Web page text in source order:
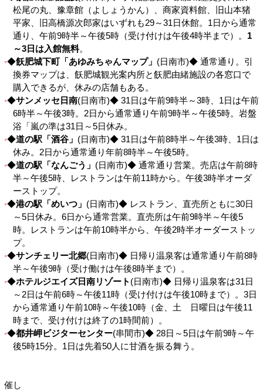
松尾の丸、豫章館（よしょうかん）、商家資料館、旧山本猪
平家、旧高橋源次郎家はいずれも29～31日休館。1日から通常
通り、午前9時半～午後5時（受け付けは午後4時半まで）。 1
～3日は入館無料。
◆飫肥城下町「あゆみちゃんマップ」 (日南市)◆ 通常通り。引
換券マップは、飫肥城観光案内所と飫肥由緒施設の各窓口で
購入できるが、休みの店舗もある。
◆サンメッセ日南(日南市)◆ 31日は午前9時半～3時、1日は午前
6時半～午後3時。2日から通常通り午前9時半～午後5時。岩盤
浴「嵐の準は31日～5日休み。
◆道の駅「酒谷」 (日南市)◆ 31日は午前8時半～午後3時、1日は
休み。2日から通常通り年前8時半～午後5時。
◆道の駅「なんごう」 (日南市)◆ 通常通り営業。売店は午前8時
半～午後5時、レストランは午前11時から。午後3時半オーダ
ーストップ。
◆港の駅「めいつ」 (日南市)◆ レストラン、直売所ともに30日
～5日休み。6日から通常営業。直売所は午前9時半～午後5
時。レストランは午前10時半から、午後2時半オーダーストッ
プ。
◆サンチェリー北郷(日南市)◆ 日帰り温泉客は通常通り午前8時
半～午後9時（受け働けは午後8時半まで）。
◆ホテルジエイズ日南リゾート (日南市)◆ 日帰り温泉客は31日
～2日は午前6時～午後11時（受け付けは午後10時まで）。3日
から通常通り午前10時～午後10時（金、土 日曜日は午後11
時まで、受け付けは終了の1時間前）。
◆都井岬ビジターセンター(串間市)◆ 28日～5日は午前9時～午
後5時15分。1日は先着50人に甘酒を振る舞う。
催し